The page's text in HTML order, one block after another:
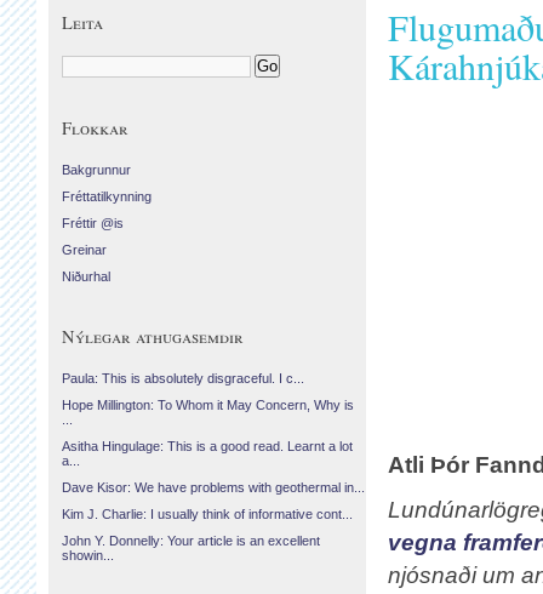
Atli Þór
vegna
njósnaði um
Leita
Flokkar
Bakgrunnur
Fréttatilkynning
Fréttir @is
Greinar
Niðurhal
Nýlegar athugasemdir
Paula: This is absolutely disgraceful. I c...
Hope Millington: To Whom it May Concern, Why is
Asitha Hingulage: This is a good read. Learnt a lot
a...
Dave Kisor: We have problems with geothermal in...
Kim J. Charlie: I usually think of informative cont...
John Y. Donnelly: Your article is an excellent
showin...